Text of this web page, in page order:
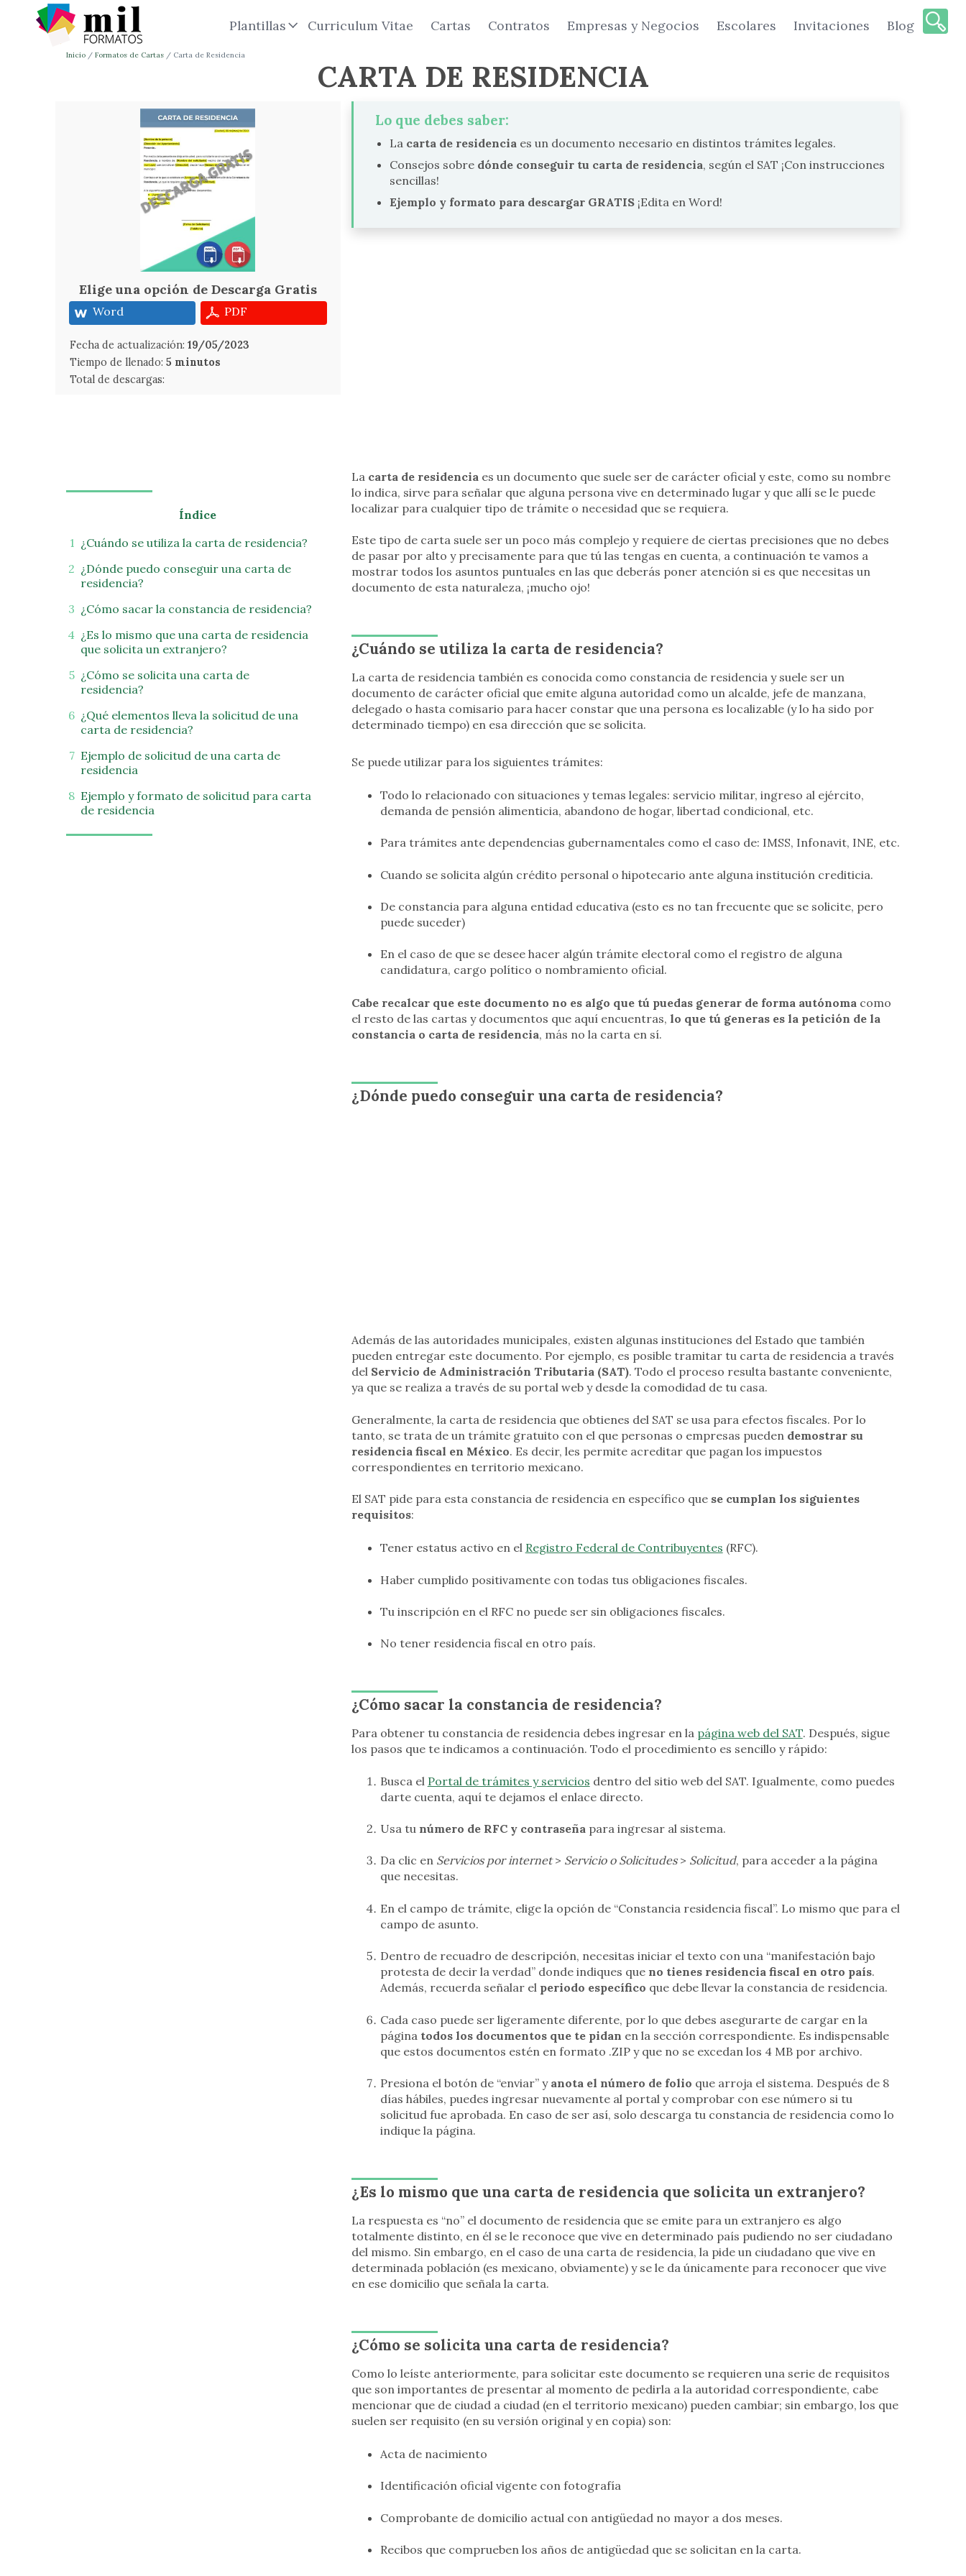
Plantillas Curriculum Vitae Cartas Contratos Empresas y Negocios Escolares Invitaciones Blog
Inicio Formatos de Cartas Carta de Residencia
CARTA DE RESIDENCIA
Elige una opción de Descarga Gratis
Word PDF
Fecha de actualización: 19/05/2023
Tiempo de llenado: 5 minutos
Total de descargas:
Lo que debes saber:
Lacarta de residenciaes un documento necesario en distintos trámites legales.
Consejos sobre dónde conseguir tu carta de residencia, según el SAT ¡Con instrucciones
sencillas!
Ejemplo y formato para descargar GRATIS¡Edita en Word!
Índice
¿Cuándo se utiliza la carta de residencia?
¿Dónde puedo conseguir una carta de
residencia?
¿Cómo sacar la constancia de residencia?
¿Es lo mismo que una carta de residencia
que solicita un extranjero?
¿Cómo se solicita una carta de
residencia?
¿Qué elementos lleva la solicitud de una
carta de residencia?
Ejemplo de solicitud de una carta de
residencia
Ejemplo y formato de solicitud para carta
de residencia
La carta de residenciaes un documento que suele ser de carácter oficial y este, como su nombre
lo indica, sirve para señalar que alguna persona vive en determinado lugar y que allí se le puede
localizar para cualquier tipo de trámite o necesidad que se requiera.
Este tipo de carta suele ser un poco más complejo y requiere de ciertas precisiones que no debes
de pasar por alto y precisamente para que tú las tengas en cuenta, a continuación te vamos a
mostrar todos los asuntos puntuales en las que deberás poner atención si es que necesitas un
documento de esta naturaleza, ¡mucho ojo!
¿Cuándo se utiliza la carta de residencia?
La carta de residencia también es conocida como constancia de residencia y suele ser un
documento de carácter oficial que emite alguna autoridad como un alcalde, jefe de manzana,
delegado o hasta comisario para hacer constar que una persona es localizable (y lo ha sido por
determinado tiempo) en esa dirección que se solicita.
Se puede utilizar para los siguientes trámites:
Todo lo relacionado con situaciones y temas legales: servicio militar, ingreso al ejército,
demanda de pensión alimenticia, abandono de hogar, libertad condicional, etc.
Para trámites ante dependencias gubernamentales como el caso de: IMSS, Infonavit, INE, etc.
Cuando se solicita algún crédito personal o hipotecario ante alguna institución crediticia.
De constancia para alguna entidad educativa (esto es no tan frecuente que se solicite, pero
puede suceder)
En el caso de que se desee hacer algún trámite electoral como el registro de alguna
candidatura, cargo político o nombramiento oficial.
Cabe recalcar que este documento no es algo que tú puedas generar de forma autónomacomo
el resto de las cartas y documentos que aquí encuentras, lo que tú generas es la petición de la
constancia o carta de residencia, más no la carta en sí.
¿Dónde puedo conseguir una carta de residencia?
Además de las autoridades municipales, existen algunas instituciones del Estado que también
pueden entregar este documento. Por ejemplo, es posible tramitar tu carta de residencia a través
del Servicio de Administración Tributaria (SAT). Todo el proceso resulta bastante conveniente,
ya que se realiza a través de su portal web y desde la comodidad de tu casa.
Generalmente, la carta de residencia que obtienes del SAT se usa para efectos fiscales. Por lo
tanto, se trata de un trámite gratuito con el que personas o empresas pueden demostrar su
residencia fiscal en México. Es decir, les permite acreditar que pagan los impuestos
correspondientes en territorio mexicano.
El SAT pide para esta constancia de residencia en específico que se cumplan los siguientes
requisitos:
Tener estatus activo en el Registro Federal de Contribuyentes (RFC).
Haber cumplido positivamente con todas tus obligaciones fiscales.
Tu inscripción en el RFC no puede ser sin obligaciones fiscales.
No tener residencia fiscal en otro país.
¿Cómo sacar la constancia de residencia?
Para obtener tu constancia de residencia debes ingresar en la página web del SAT. Después, sigue
los pasos que te indicamos a continuación. Todo el procedimiento es sencillo y rápido:
Busca el Portal de trámites y servicios dentro del sitio web del SAT. Igualmente, como puedes
darte cuenta, aquí te dejamos el enlace directo.
Usa tu número de RFC y contraseñapara ingresar al sistema.
Da clic en Servicios por internet> Servicio o Solicitudes> Solicitud, para acceder a la página
que necesitas.
En el campo de trámite, elige la opción de “Constancia residencia fiscal”. Lo mismo que para el
campo de asunto.
Dentro de recuadro de descripción, necesitas iniciar el texto con una “manifestación bajo
protesta de decir la verdad” donde indiques que no tienes residencia fiscal en otro país.
Además, recuerda señalar el periodo específico que debe llevar la constancia de residencia.
Cada caso puede ser ligeramente diferente, por lo que debes asegurarte de cargar en la
página todos los documentos que te pidan en la sección correspondiente. Es indispensable
que estos documentos estén en formato .ZIP y que no se excedan los 4 MB por archivo.
Presiona el botón de “enviar” y anota el número de folio que arroja el sistema. Después de 8
días hábiles, puedes ingresar nuevamente al portal y comprobar con ese número si tu
solicitud fue aprobada. En caso de ser así, solo descarga tu constancia de residencia como lo
indique la página.
¿Es lo mismo que una carta de residencia que solicita un extranjero?
La respuesta es “no” el documento de residencia que se emite para un extranjero es algo
totalmente distinto, en él se le reconoce que vive en determinado país pudiendo no ser ciudadano
del mismo. Sin embargo, en el caso de una carta de residencia, la pide un ciudadano que vive en
determinada población (es mexicano, obviamente) y se le da únicamente para reconocer que vive
en ese domicilio que señala la carta.
¿Cómo se solicita una carta de residencia?
Como lo leíste anteriormente, para solicitar este documento se requieren una serie de requisitos
que son importantes de presentar al momento de pedirla a la autoridad correspondiente, cabe
mencionar que de ciudad a ciudad (en el territorio mexicano) pueden cambiar; sin embargo, los que
suelen ser requisito (en su versión original y en copia) son:
Acta de nacimiento
Identificación oficial vigente con fotografía
Comprobante de domicilio actual con antigüedad no mayor a dos meses.
Recibos que comprueben los años de antigüedad que se solicitan en la carta.